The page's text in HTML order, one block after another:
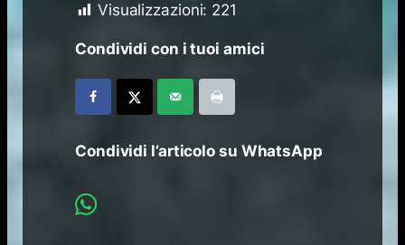
Visualizzazioni: 221
Condividi con i tuoi amici
Condividi l’articolo su WhatsApp